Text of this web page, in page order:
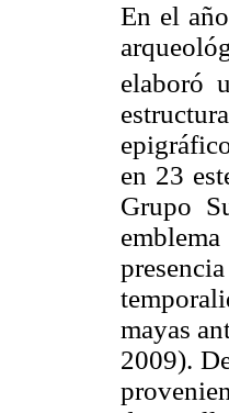
En el
elaboró
en 23
Grupo
mayas
2009).